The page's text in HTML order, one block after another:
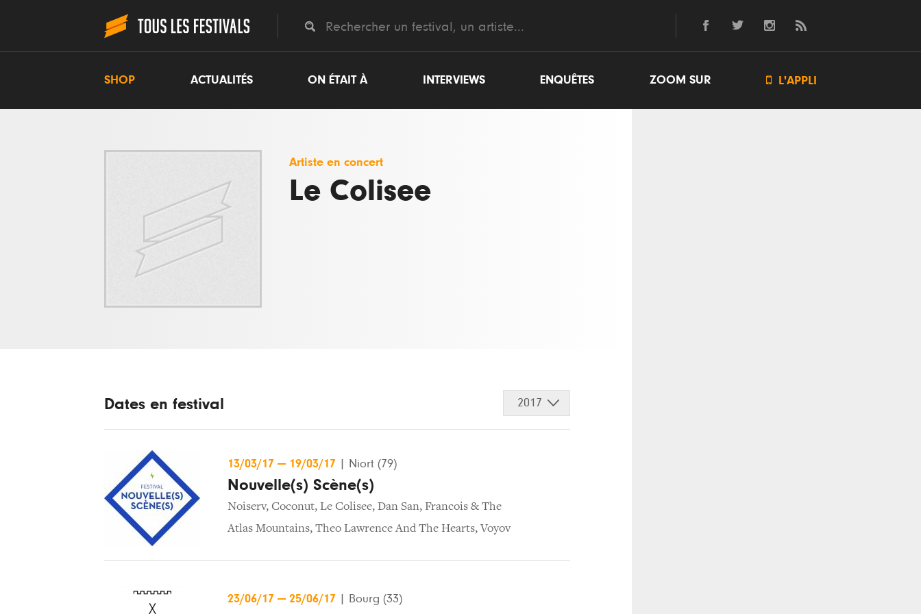
SHOP ACTUALITÉS ON ÉTAIT À INTERVIEWS ENQUÊTES ZOOM SUR  L'APPLI
Artiste en concert
Le Colisee
Dates en festival 2017
13/03/17 — 19/03/17 Niort (79)
Nouvelle(s) Scène(s)
Noiserv, Coconut, Le Colisee, Dan San, Francois & The
Atlas Mountains, Theo Lawrence And The Hearts,Voyov
23/06/17 — 25/06/17 Bourg (33)